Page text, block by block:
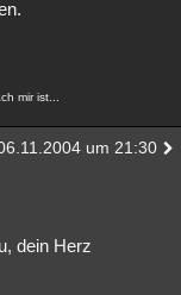
mir ist...
um 21:30
dein Herz